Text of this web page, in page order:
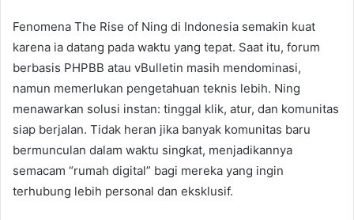
Fenomena The Rise of Ning di Indonesia semakin kuat
karena ia datang pada waktu yang tepat. Saat itu, forum
berbasis PHPBB atau vBulletin masih mendominasi,
namun memerlukan pengetahuan teknis lebih. Ning
menawarkan solusi instan: tinggal klik, atur, dan komunitas
siap berjalan. Tidak heran jika banyak komunitas baru
bermunculan dalam waktu singkat, menjadikannya
semacam “rumah digital” bagi mereka yang ingin
terhubung lebih personal dan eksklusif.